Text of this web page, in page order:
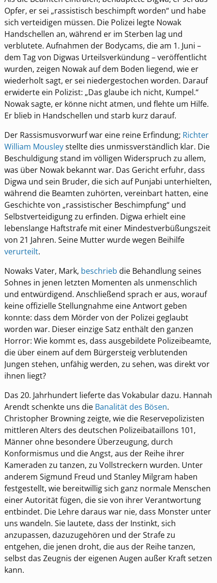
Opfer, er sei „rassistisch beschimpft worden“ und habe
sich verteidigen müssen. Die Polizei legte Nowak
Handschellen an, während er im Sterben lag und
verblutete. Aufnahmen der Bodycams, die am 1. Juni –
dem Tag von Digwas Urteilsverkündung – veröffentlicht
wurden, zeigen Nowak auf dem Boden liegend, wie er
wiederholt sagt, er sei niedergestochen worden. Darauf
erwiderte ein Polizist: „Das glaube ich nicht, Kumpel.“
Nowak sagte, er könne nicht atmen, und flehte um Hilfe.
Er blieb in Handschellen und starb kurz darauf.
Der Rassismusvorwurf war eine reine Erfindung; Richter
William Mousleystellte dies unmissverständlich klar. Die
Beschuldigung stand im völligen Widerspruch zu allem,
was über Nowak bekannt war. Das Gericht erfuhr, dass
Digwa und sein Bruder, die sich auf Punjabi unterhielten,
während die Beamten zuhörten, vereinbart hatten, eine
Geschichte von „rassistischer Beschimpfung“ und
Selbstverteidigung zu erfinden. Digwa erhielt eine
lebenslange Haftstrafe mit einer Mindestverbüßungszeit
von 21 Jahren. Seine Mutter wurde wegen Beihilfe
verurteilt.
Nowaks Vater, Mark, beschrieb die Behandlung seines
Sohnes in jenen letzten Momenten als unmenschlich
und entwürdigend. Anschließend sprach er aus, worauf
keine offizielle Stellungnahme eine Antwort geben
konnte: dass dem Mörder von der Polizei geglaubt
worden war. Dieser einzige Satz enthält den ganzen
Horror: Wie kommt es, dass ausgebildete Polizeibeamte,
die über einem auf dem Bürgersteig verblutenden
Jungen stehen, unfähig werden, zu sehen, was direkt vor
ihnen liegt?
Das 20. Jahrhundert lieferte das Vokabular dazu. Hannah
Arendt schenkte uns die Banalität des Bösen.
Christopher Browning zeigte, wie die Reservepolizisten
mittleren Alters des deutschen Polizeibataillons 101,
Männer ohne besondere Überzeugung, durch
Konformismus und die Angst, aus der Reihe ihrer
Kameraden zu tanzen, zu Vollstreckern wurden. Unter
anderem Sigmund Freud und Stanley Milgram haben
festgestellt, wie bereitwillig sich ganz normale Menschen
einer Autorität fügen, die sie von ihrer Verantwortung
entbindet. Die Lehre daraus war nie, dass Monster unter
uns wandeln. Sie lautete, dass der Instinkt, sich
anzupassen, dazuzugehören und der Strafe zu
entgehen, die jenen droht, die aus der Reihe tanzen,
selbst das Zeugnis der eigenen Augen außer Kraft setzen
kann.